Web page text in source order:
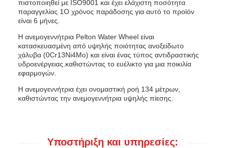
πιστοποιηθεί με ISO9001 και έχει ελάχιστη ποσότητα
παραγγελίας 1Ο χρόνος παράδοσης για αυτό το προϊόν
είναι 6 μήνες.
Η ανεμογεννήτρια Pelton Water Wheel είναι
κατασκευασμένη από υψηλής ποιότητας ανοξείδωτο
χάλυβα (0Cr13Ni4Mo) και είναι ένας τύπος αντιδραστικής
υδροενέργειας.καθιστώντας το ευέλικτο για μια ποικιλία
εφαρμογών.
Η ανεμογεννήτρια έχει ονομαστική ροή 134 μέτρων,
καθιστώντας την ανεμογεννήτρια υψηλής πίεσης.
Υποστήριξη και υπηρεσίες: